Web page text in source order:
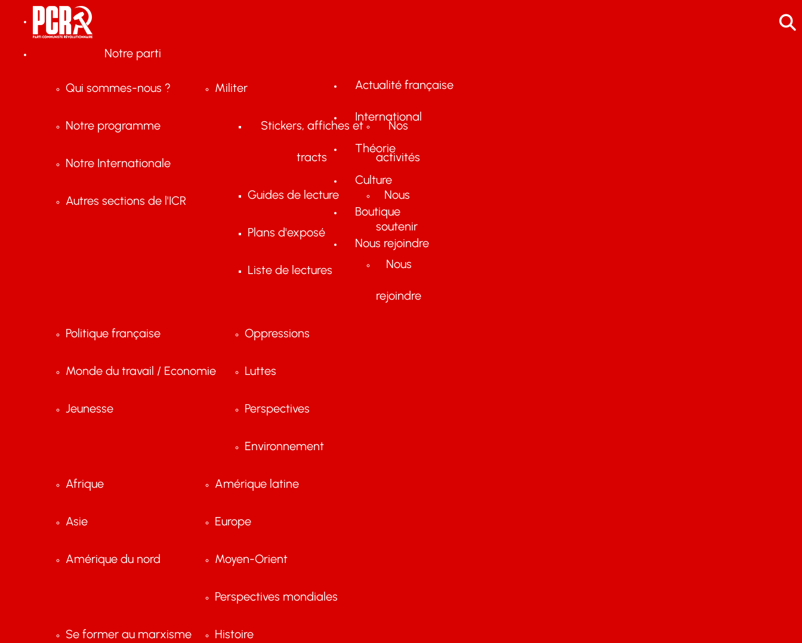
Notre parti
Qui sommes-nous ?
Notre programme
Notre Internationale
Autres sections de l'ICR
Militer
Stickers, affiches et
tracts
Guides de lecture
Plans d'exposé
Liste de lectures
Nos
activités
Nous
soutenir
Nous
rejoindre
Actualité française
Politique française
Monde du travail / Economie
Jeunesse
Oppressions
Luttes
Perspectives
Environnement
International
Afrique
Asie
Amérique du nord
Amérique latine
Europe
Moyen-Orient
Perspectives mondiales
Théorie
Se former au marxisme Histoire
Culture
Boutique
Nous rejoindre